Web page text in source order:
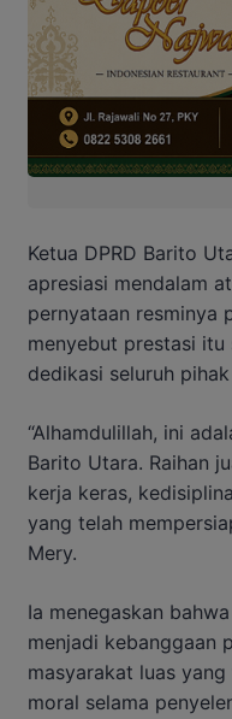
Ketua DPRD Barito
apresiasi mendalam
pernyataan resminya
menyebut prestasi itu
dedikasi seluruh
“Alhamdulillah, ini
Barito Utara. Raihan
kerja keras,
yang telah
Mery.
Ia menegaskan
menjadi kebanggaan
masyarakat luas
moral selama